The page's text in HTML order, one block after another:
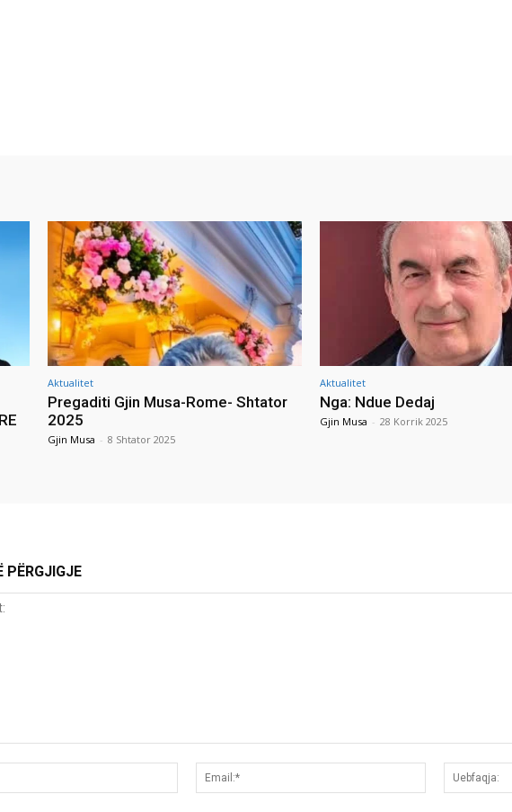
Aktualitet
Pregaditi Gjin Musa-Rome- Shtator
2025
Gjin Musa - 8 Shtator 2025
Aktualitet
Nga: Ndue Dedaj
Gjin Musa - 28 Korrik 2025
PËRGJIGJE
Emri:*
Email:*